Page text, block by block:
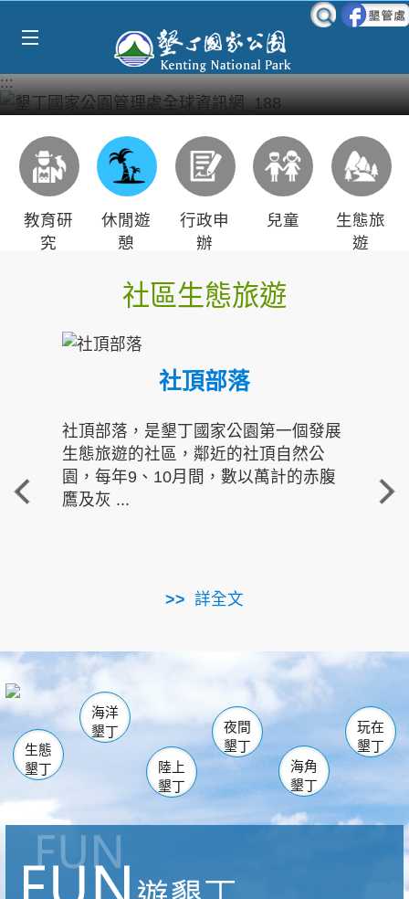
:::
教育研
究
休閒遊
憩
行政申
辦
兒童
生態旅
遊
社區生態旅遊
社頂部落
社頂部落，是墾丁國家公園第一個發展
生態旅遊的社區，鄰近的社頂自然公
園，每年9、10月間，數以萬計的赤腹
鷹及灰 ...
詳全文
重
走進
南仁湖
海生館
恆春 佳樂水
龍鑾潭自然中心 森林遊樂區
瓊麻館
關山 墾管處遊客中心
社頂公園 風吹沙
船帆石
白砂 龍磐公園
香蕉灣
砂島
鵝鑾鼻
生態
墾丁
海洋
墾丁
陸上
墾丁
夜間
墾丁
海角
墾丁
玩在
墾丁